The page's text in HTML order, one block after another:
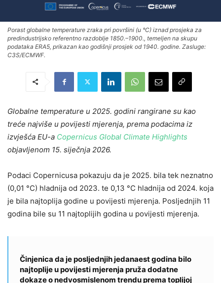
Porast globalne temperature zraka pri površini (u °C) iznad prosjeka za
predindustrijsko referentno razdoblje 1850.–1900., temeljen na skupu
podataka ERA5, prikazan kao godišnji prosjek od 1940. godine. Zasluge:
C3S/ECMWF.
Globalne temperature u 2025. godini rangirane su kao
treće najviše u povijesti mjerenja, prema podacima iz
izvješća EU-a Copernicus Global Climate Highlights
objavljenom 15. siječnja 2026.
Podaci Copernicusa pokazuju da je 2025. bila tek neznatno
(0,01 °C) hladnija od 2023. te 0,13 °C hladnija od 2024. koja
je bila najtoplija godine u povijesti mjerenja. Posljednjih 11
godina bile su 11 najtoplijih godina u povijesti mjerenja.
Činjenica da je posljednjih jedanaest godina bilo
najtoplije u povijesti mjerenja pruža dodatne
dokaze o nedvosmislenom trendu prema toplijoj